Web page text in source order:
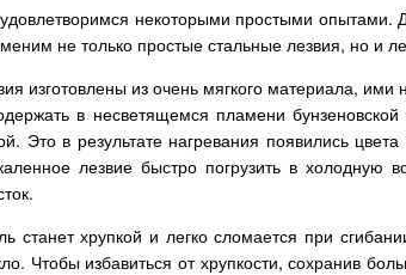
некоторыми простыми опытами.
не только простые стальные лезвия, но и
изготовлены из очень мягкого материала,
в несветящемся пламени
Это в результате нагревания появились
лезвие быстро погрузить в холодную
станет хрупкой и легко сломается при
Чтобы избавиться от хрупкости, сохранив